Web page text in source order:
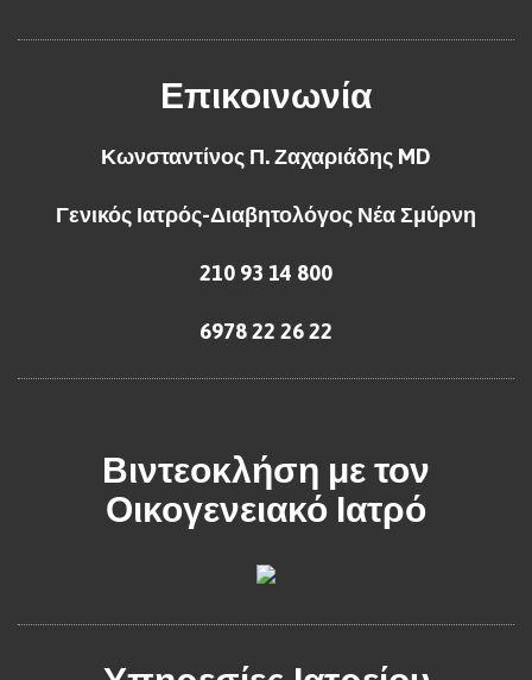
Επικοινωνία
Κωνσταντίνος Π. Ζαχαριάδης MD
Γενικός Ιατρός-Διαβητολόγος Νέα Σμύρνη
210 93 14 800
6978 22 26 22
Βιντεοκλήση με τον
Οικογενειακό Ιατρό